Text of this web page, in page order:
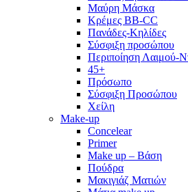
Μαύρη Μάσκα
Κρέμες BB-CC
Πανάδες-Κηλίδες
Σύσφιξη προσώπου
Περιποίηση Λαιμού-
45+
Πρόσωπο
Σύσφιξη Προσώπου
Χείλη
Make-up
Concelear
Primer
Make up – Βάση
Πούδρα
Μακιγιάζ Ματιών